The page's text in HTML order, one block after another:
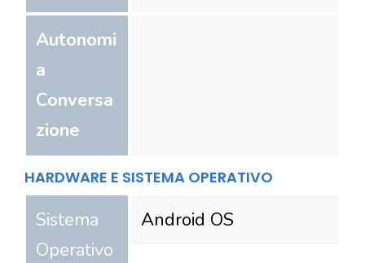
Autonomi
a
Conversa
zione
HARDWARE E SISTEMA OPERATIVO
Sistema
Operativo
Android OS